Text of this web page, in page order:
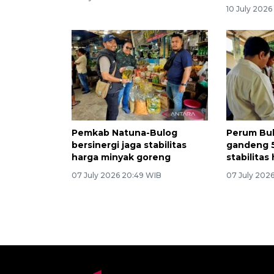
10 July
Pemkab Natuna-Bulog
bersinergi jaga stabilitas
harga minyak goreng
07 July 2026 20:49 WIB
Perum
gandeng
stabilitas
07 July 2026